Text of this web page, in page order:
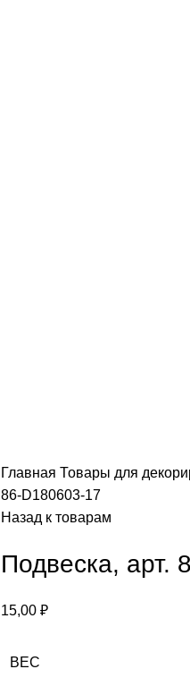
Главная Товары для
86-D180603-17
Назад к товарам
Подвеска, арт.
15,00 ₽
ВЕС